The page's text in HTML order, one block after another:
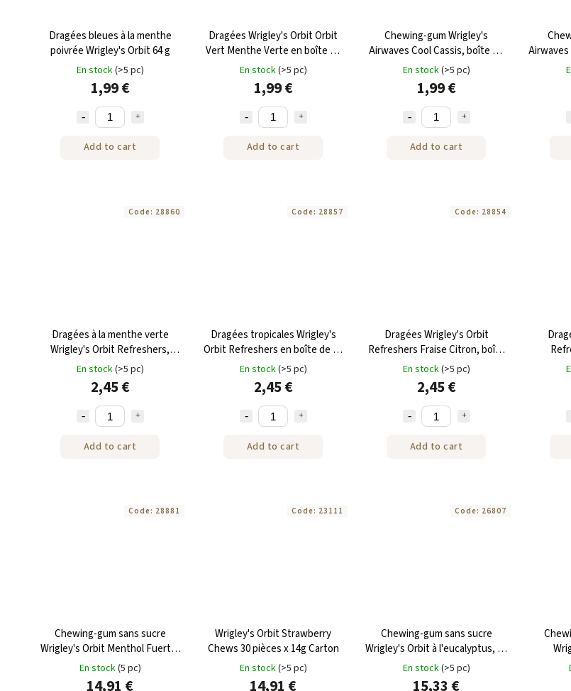
Dragées bleues à la menthe
poivrée Wrigley's Orbit 64 g
En stock(>5 pc)
1,99 €
Add to cart
Dragées Wrigley's Orbit Orbit
Vert Menthe Verte en boîte de
64 g
En stock(>5 pc)
1,99 €
Add to cart
Chewing-gum Wrigley's
Airwaves Cool Cassis, boîte de
64 g
En stock(>5 pc)
1,99 €
Add to cart
Dragées à la menthe verte
Wrigley's Orbit Refreshers,
boîte de 67 g
En stock(>5 pc)
2,45 €
Add to cart
Code: 28860
Dragées tropicales Wrigley's
Orbit Refreshers en boîte de 67
g
En stock(>5 pc)
2,45 €
Add to cart
Code: 28857
Dragées Wrigley's Orbit
Refreshers Fraise Citron, boîte
de 67 g
En stock(>5 pc)
2,45 €
Add to cart
Code: 28854
Chewing-gum sans sucre
Wrigley's Orbit Menthol Fuerte,
30 pièces x 14 g, boîte
En stock(5 pc)
14,91 €
Code: 28881
Wrigley's Orbit Strawberry
Chews 30 pièces x 14g Carton
En stock(>5 pc)
14,91 €
Code: 23111
Chewing-gum sans sucre
Wrigley's Orbit à l'eucalyptus, 30
pièces x 14 g
En stock(>5 pc)
15,33 €
Code: 26807